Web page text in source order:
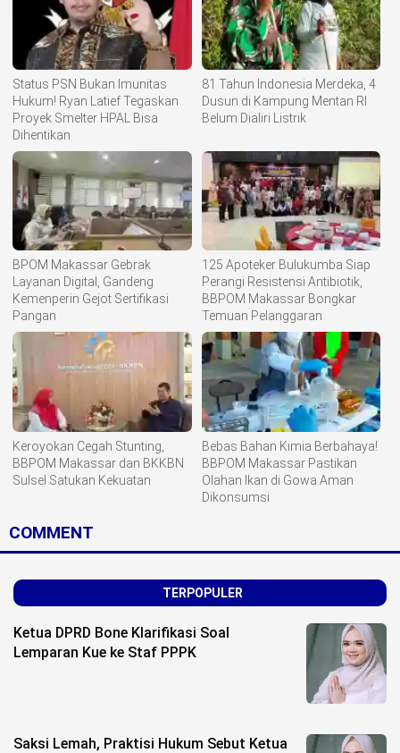
Status PSN Bukan Imunitas
Hukum! Ryan Latief Tegaskan
Proyek Smelter HPAL Bisa
Dihentikan
81 Tahun Indonesia Merdeka, 4
Dusun di Kampung Mentan RI
Belum Dialiri Listrik
BPOM Makassar Gebrak
Layanan Digital, Gandeng
Kemenperin Gejot Sertifikasi
Pangan
125 Apoteker Bulukumba Siap
Perangi Resistensi Antibiotik,
BBPOM Makassar Bongkar
Temuan Pelanggaran
Keroyokan Cegah Stunting,
BBPOM Makassar dan BKKBN
Sulsel Satukan Kekuatan
Bebas Bahan Kimia Berbahaya!
BBPOM Makassar Pastikan
Olahan Ikan di Gowa Aman
Dikonsumsi
COMMENT
TERPOPULER
Ketua DPRD Bone Klarifikasi Soal
Lemparan Kue ke Staf PPPK
Saksi Lemah, Praktisi Hukum Sebut Ketua